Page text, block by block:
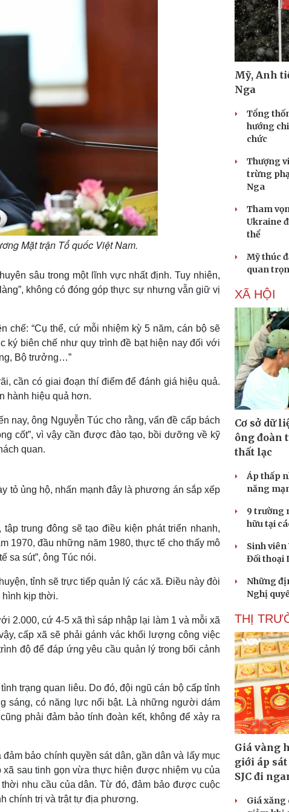
Mặt trận Tổ quốc Việt Nam.
sâu trong một lĩnh vực nhất định. Tuy nhiên,
không có đóng góp thực sự nhưng vẫn giữ vị
chế: “Cụ thể, cứ mỗi nhiệm kỳ 5 năm, cán bộ sẽ
ký biên chế như quy trình đề bạt hiện nay đối với
Bộ trưởng…”
cần có giai đoạn thí điểm để đánh giá hiệu quả.
hành hiệu quả hơn.
nay, ông Nguyễn Túc cho rằng, vấn đề cấp bách
cốt”, vì vậy cần được đào tạo, bồi dưỡng về kỹ
quan.
tỏ ủng hộ, nhấn mạnh đây là phương án sắp xếp
trung đông sẽ tạo điều kiện phát triển nhanh,
1970, đầu những năm 1980, thực tế cho thấy mô
sa sút”, ông Túc nói.
tỉnh sẽ trực tiếp quản lý các xã. Điều này đòi
hình kịp thời.
2.000, cứ 4-5 xã thì sáp nhập lại làm 1 và mỗi xã
cấp xã sẽ phải gánh vác khối lượng công việc
độ để đáp ứng yêu cầu quản lý trong bối cảnh
trạng quan liêu. Do đó, đội ngũ cán bộ cấp tỉnh
sáng, có năng lực nổi bật. Là những người dám
phải đảm bảo tính đoàn kết, không để xảy ra
bảo chính quyền sát dân, gần dân và lấy mục
sau tinh gọn vừa thực hiện được nhiệm vụ của
nhu cầu của dân. Từ đó, đảm bảo được cuộc
chính trị và trật tự địa phương.
Mỹ, Anh
Nga
Tổng
hướng
chức
Thượng
trừng
Nga
Tham
Ukraine
thể
Mỹ thúc
quan
XÃ HỘI
Cơ sở dữ
ông đoàn
thất lạc
Áp thấp
năng
9 trường
hữu tại
Sinh
Đối thoại
Những
Nghị
THỊ
Giá vàng
giới áp sát
SJC đi
Giá xăng